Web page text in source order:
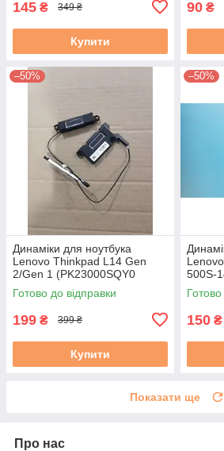
145 ₴ 349 ₴
Купити
90 ₴
–50%
Динамiки для ноутбука
Lenovo Thinkpad L14 Gen
2/Gen 1 (PK23000SQY0
5SB0S73515) б/в
Готово до відправки
199 ₴ 399 ₴
Купити
–50%
500S-
150 ₴
Показати ще
Про нас